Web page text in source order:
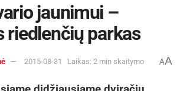
jaunimui –
riedlenčių parkas
2015-08-31 Laikas: 2 min skaitymo AA